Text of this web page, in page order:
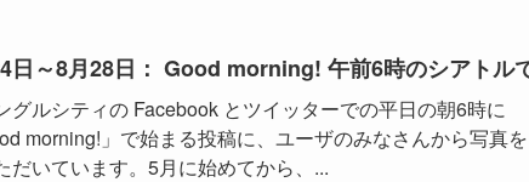
日～8月28日： Good morning! 午前6時のシアトル
グルシティの Facebook とツイッターでの平日の朝6時に
morning!」で始まる投稿に、ユーザのみなさんから写真
だいています。5月に始めてから、...